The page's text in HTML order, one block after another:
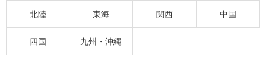
北陸 東海 関西 中国
四国 九州・沖縄